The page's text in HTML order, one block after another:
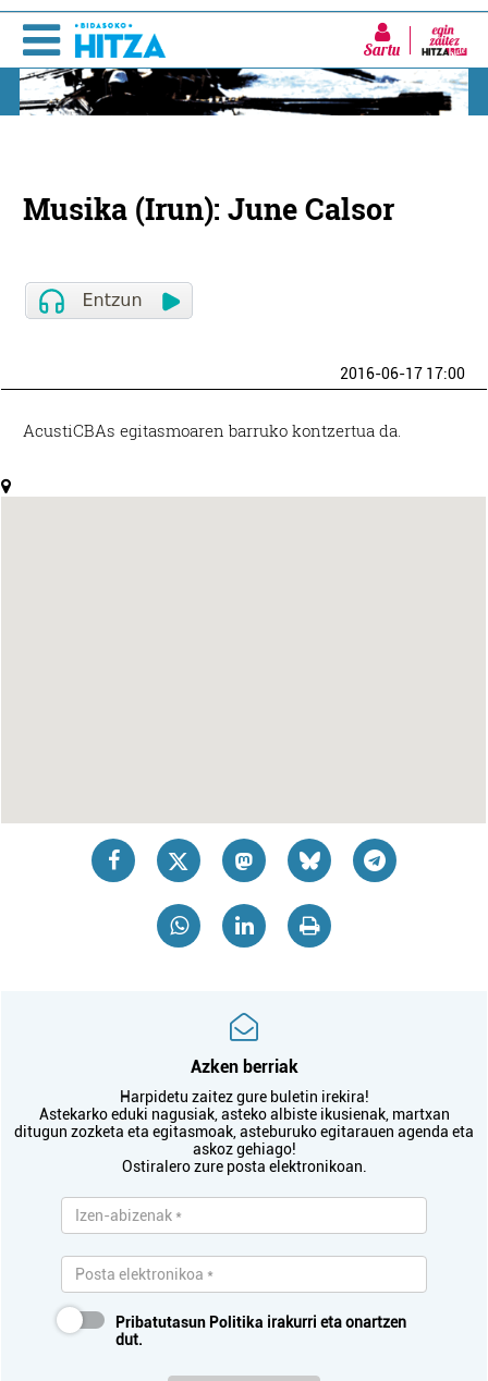
Sartu
Musika (Irun): June Calsor
2016-06-17 17:00
AcustiCBAs egitasmoaren barruko kontzertua da.
Azken berriak
Harpidetu zaitez gure buletin irekira!
Astekarko eduki nagusiak, asteko albiste ikusienak, martxan
ditugun zozketa eta egitasmoak, asteburuko egitarauen agenda eta
askoz gehiago!
Ostiralero zure posta elektronikoan.
Pribatutasun Politika irakurri eta onartzen
dut.